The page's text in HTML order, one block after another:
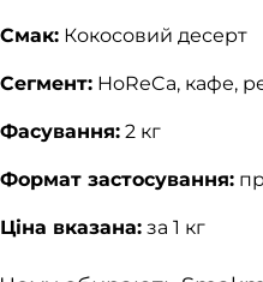
Смак: Кокосовий десерт
Сегмент: HoReCa, кафе,
Фасування: 2 кг
Формат застосування:
Ціна вказана: за 1 кг